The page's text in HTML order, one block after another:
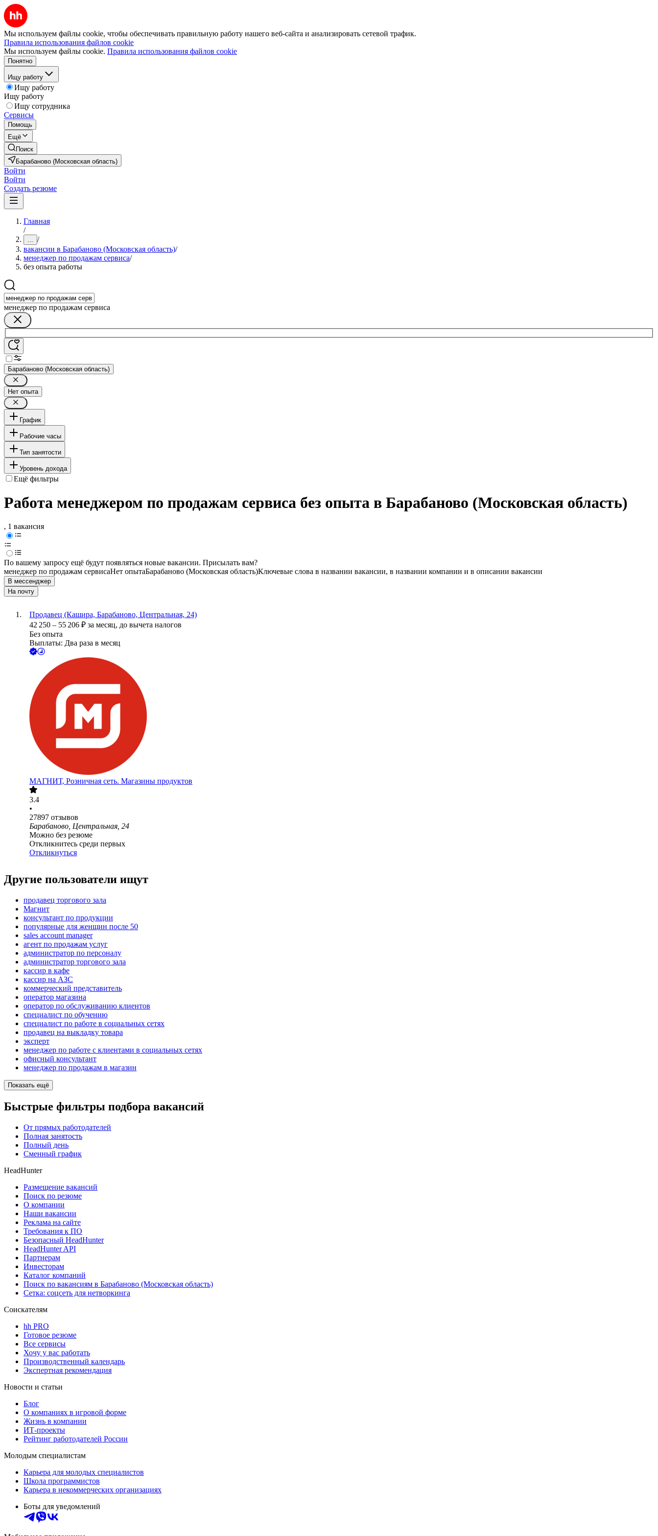
Мы используем файлы cookie, чтобы обеспечивать правильную работу нашего веб-сайта и анализировать сетевой трафик.
Правила использования файлов cookie
Мы используем файлы cookie. Правила использования файлов cookie
Понятно
Ищу работу
Ищу работу
Ищу работу
Ищу сотрудника
Сервисы
Помощь
Ещё
Поиск
Барабаново (Московская область)
Войти
Войти
Создать резюме
Главная
/
... /
вакансии в Барабаново (Московская область)/
менеджер по продажам сервиса/
без опыта работы
менеджер по продажам сервиса
Барабаново (Московская область)
Нет опыта
График
Рабочие часы
Тип занятости
Уровень дохода
Ещё фильтры
Работа менеджером по продажам сервиса без опыта в Барабаново (Московская область)
, 1 вакансия
По вашему запросу ещё будут появляться новые вакансии. Присылать вам?
менеджер по продажам сервисаНет опытаБарабаново (Московская область)Ключевые слова в названии вакансии, в названии компании и в описании вакансии
В мессенджер
На почту
Продавец (Кашира, Барабаново, Центральная, 24)
42 250 – 55 206 ₽ за месяц, до вычета налогов
Без опыта
Выплаты: Два раза в месяц
МАГНИТ, Розничная сеть. Магазины продуктов
3.4
•
27897 отзывов
Барабаново, Центральная, 24
Можно без резюме
Откликнитесь среди первых
Откликнуться
Другие пользователи ищут
продавец торгового зала
Магнит
консультант по продукции
популярные для женщин после 50
sales account manager
агент по продажам услуг
администратор по персоналу
администратор торгового зала
кассир в кафе
кассир на АЗС
коммерческий представитель
оператор магазина
оператор по обслуживанию клиентов
специалист по обучению
специалист по работе в социальных сетях
продавец на выкладку товара
эксперт
менеджер по работе с клиентами в социальных сетях
офисный консультант
менеджер по продажам в магазин
Показать ещё
Быстрые фильтры подбора вакансий
От прямых работодателей
Полная занятость
Полный день
Сменный график
HeadHunter
Размещение вакансий
Поиск по резюме
О компании
Наши вакансии
Реклама на сайте
Требования к ПО
Безопасный HeadHunter
HeadHunter API
Партнерам
Инвесторам
Каталог компаний
Поиск по вакансиям в Барабаново (Московская область)
Сетка: соцсеть для нетворкинга
Соискателям
hh PRO
Готовое резюме
Все сервисы
Хочу у вас работать
Производственный календарь
Экспертная рекомендация
Новости и статьи
Блог
О компаниях в игровой форме
Жизнь в компании
ИТ-проекты
Рейтинг работодателей России
Молодым специалистам
Карьера для молодых специалистов
Школа программистов
Карьера в некоммерческих организациях
Боты для уведомлений